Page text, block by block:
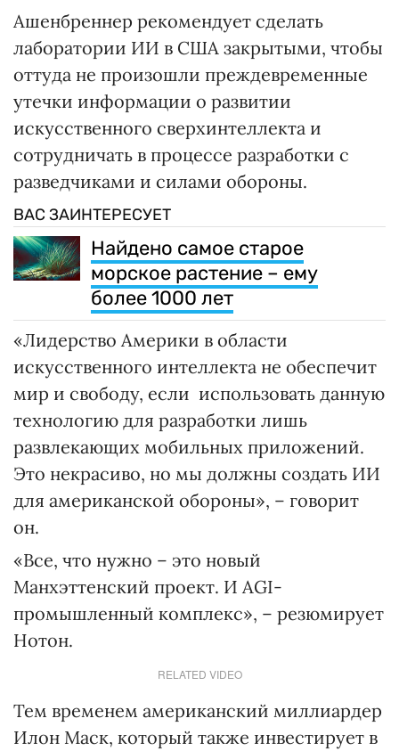
Ашенбреннер рекомендует сделать
лаборатории ИИ в США закрытыми, чтобы
оттуда не произошли преждевременные
утечки информации о развитии
искусственного сверхинтеллекта и
сотрудничать в процессе разработки с
разведчиками и силами обороны.
ВАС ЗАИНТЕРЕСУЕТ
Найдено самое старое
морское растение – ему
более 1000 лет
«Лидерство Америки в области
искусственного интеллекта не обеспечит
мир и свободу, если использовать данную
технологию для разработки лишь
развлекающих мобильных приложений.
Это некрасиво, но мы должны создать ИИ
для американской обороны», – говорит
он.
«Все, что нужно – это новый
Манхэттенский проект. И AGI-
промышленный комплекс», – резюмирует
Нотон.
RELATED VIDEO
Тем временем американский миллиардер
Илон Маск, который также инвестирует в